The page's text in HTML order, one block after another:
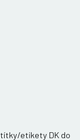
etikety DK do